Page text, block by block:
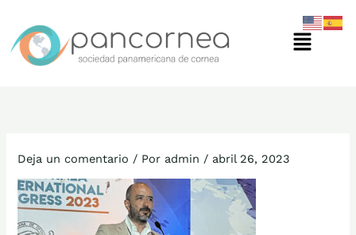
contenido
Menú
Deja un comentario / Por admin / abril 26, 2023